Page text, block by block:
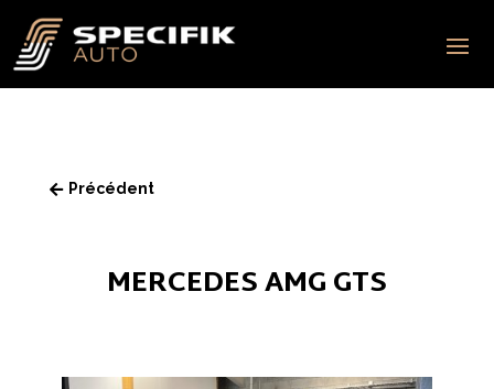
 Précédent
MERCEDES AMG GTS